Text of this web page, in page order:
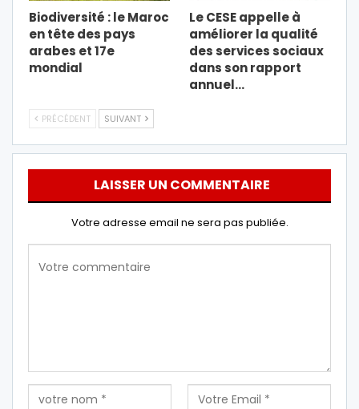
Biodiversité : le Maroc
en tête des pays
arabes et 17e
mondial
Le CESE appelle à
améliorer la qualité
des services sociaux
dans son rapport
annuel…
PRÉCÉDENT SUIVANT
LAISSER UN COMMENTAIRE
Votre adresse email ne sera pas publiée.